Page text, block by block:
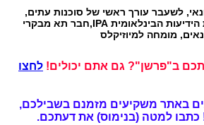
לשעבר עורך ראשי של סוכנות עתים,
העורך הראשי של סוכנות הידיעות הבינלאומית IPA,חבר תא מבקרי
מומחה למיוזיקלס
ב"פרשן"? גם אתם יכולים! לחצו
באתר משקיעים מזמנם בשבילכם,
כתבו למטה (בנימוס) את דעתכם.